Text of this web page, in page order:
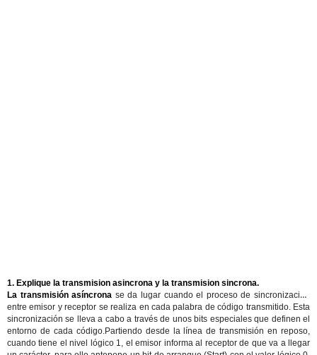
1. Explique la transmision asincrona y la transmision sincrona.
La transmisión asíncrona se da lugar cuando el proceso de sincronización
entre emisor y receptor se realiza en cada palabra de código transmitido. Esta
sincronización se lleva a cabo a través de unos bits especiales que definen el
entorno de cada código.Partiendo desde la línea de transmisión en reposo,
cuando tiene el nivel lógico 1, el emisor informa al receptor de que va a llegar